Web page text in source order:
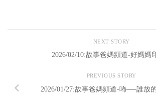
NEXT STORY
2026/02/10:故事爸媽頻道-好媽媽
PREVIOUS STORY
2026/01/27:故事爸媽頻道-咘──誰放